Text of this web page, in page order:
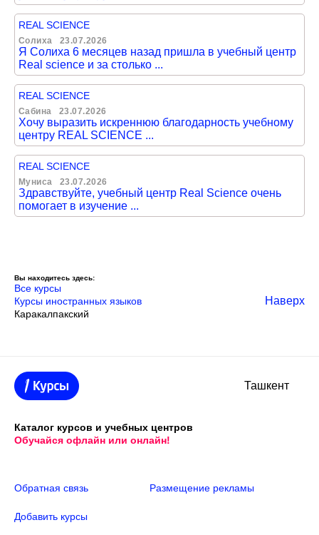
REAL SCIENCE
Солиха 23.07.2026
Я Солиха 6 месяцев назад пришла в учебный центр
Real science и за столько ...
REAL SCIENCE
Сабина 23.07.2026
Хочу выразить искреннюю благодарность учебному
центру REAL SCIENCE ...
REAL SCIENCE
Муниса 23.07.2026
Здравствуйте, учебный центр Real Science очень
помогает в изучение ...
Вы находитесь здесь:
Все курсы
Курсы иностранных языков
Каракалпакский
Наверх
Ташкент
Каталог курсов и учебных центров
Обучайся офлайн или онлайн!
Обратная связь Размещение рекламы
Добавить курсы